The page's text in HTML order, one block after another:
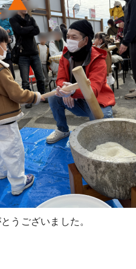
うございました。